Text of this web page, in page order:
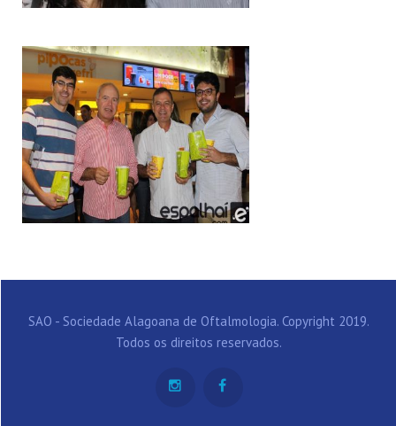
SAO - Sociedade Alagoana de Oftalmologia. Copyright 2019.
Todos os direitos reservados.